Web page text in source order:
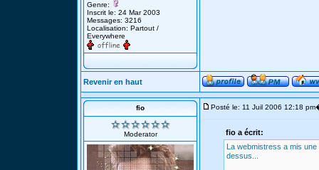
Genre:
Inscrit le: 24 Mar 2003
Messages: 3216
Localisation: Partout /
Everywhere
Revenir en haut
fio
Moderator
Posté le: 11 Juil 2006 12:18 pm
fio a écrit:
La webmistress a mis
dessus...